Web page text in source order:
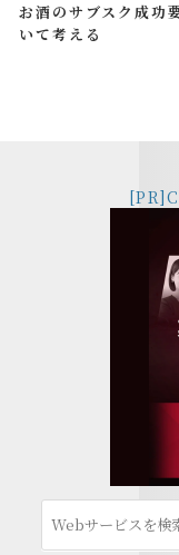
お酒のサブスク成功
いて考える